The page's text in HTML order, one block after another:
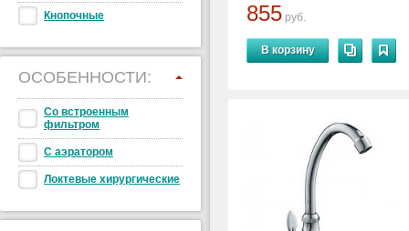
Кнопочные
ОСОБЕННОСТИ:
Со встроенным
фильтром
С аэратором
Локтевые хирургические
855 руб.
В корзину